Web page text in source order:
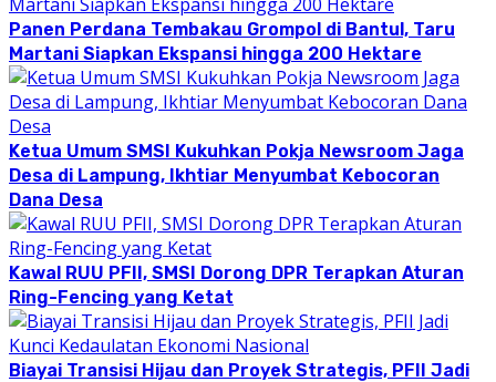
Panen Perdana Tembakau Grompol di Bantul, Taru
Martani Siapkan Ekspansi hingga 200 Hektare
Ketua Umum SMSI Kukuhkan Pokja Newsroom Jaga
Desa di Lampung, Ikhtiar Menyumbat Kebocoran
Dana Desa
Kawal RUU PFII, SMSI Dorong DPR Terapkan Aturan
Ring-Fencing yang Ketat
Biayai Transisi Hijau dan Proyek Strategis, PFII Jadi